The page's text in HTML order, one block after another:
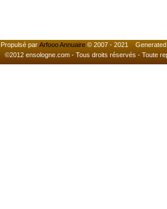
Propulsé par Arfooo Annuaire© 2007 - 2021
©2012 ensologne.com - Tous droits réservés - Toute